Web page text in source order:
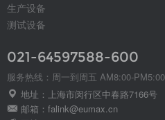
生产设备
测试设备
021-64597588-600
服务热线：周一到周五 AM8:00-PM5:00
地址：上海市闵行区中春路7166号
邮箱：falink@eumax.cn